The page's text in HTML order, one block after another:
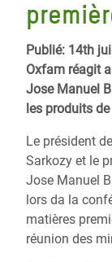
Publié: 14th
Oxfam réagit
Jose Manuel
les produits
Le président
Sarkozy et le
Jose Manuel
lors da la
matières
réunion des